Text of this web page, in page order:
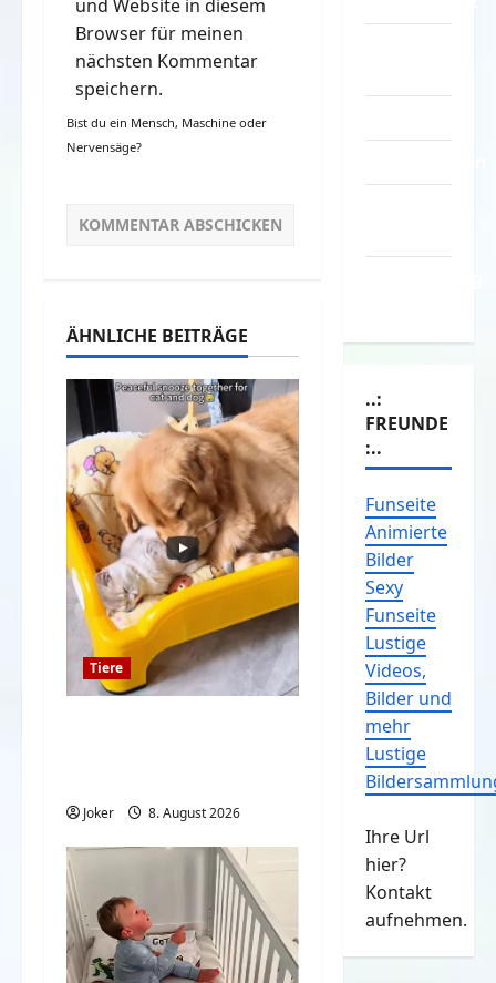
und Website in diesem
Browser für meinen
nächsten Kommentar
speichern.
Bist du ein Mensch, Maschine oder
Nervensäge?
ÄHNLICHE BEITRÄGE
Tiere
Joker 8. August 2026
..:
FREUNDE
:..
Funseite
Animierte
Bilder
Sexy
Funseite
Lustige
Videos,
Bilder und
mehr
Lustige
Ihre Url
hier?
Kontakt
aufnehmen.